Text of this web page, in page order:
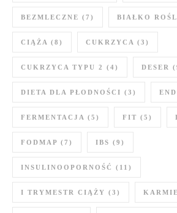
BEZMLECZNE (7) BIAŁKO
CIĄŻA (8) CUKRZYCA (3)
CUKRZYCA TYPU 2 (4) DESER
DIETA DLA PŁODNOŚCI (3)
FERMENTACJA (5) FIT (5)
FODMAP (7) IBS (9)
INSULINOOPORNOŚĆ (11)
I TRYMESTR CIĄŻY (3)